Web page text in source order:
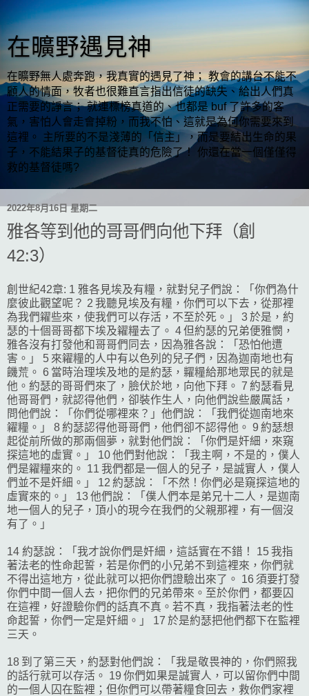
在曠野遇見神
在曠野無人處奔跑，我真實的遇見了神； 教會的講台不能不
顧人的情面，牧者也很難直言指出信徒的缺失、給出人們真
正需要的諍言； 就連標榜真道的、也都是 buf 了許多的客
氣，害怕人會走會掉粉，而我不怕、這就是為何你需要來到
這裡。 主所要的不是淺薄的「信主」，而是要結出生命的果
子，不能結果子的基督徒真的危險了！ 你還在當一個僅僅得
救的基督徒嗎?
2022年8月16日 星期二
雅各等到他的哥哥們向他下拜（創
42:3）
創世紀42章: 1 雅各見埃及有糧，就對兒子們說：「你們為什
麼彼此觀望呢？ 2 我聽見埃及有糧，你們可以下去，從那裡
為我們糴些來，使我們可以存活，不至於死。」 3 於是，約
瑟的十個哥哥都下埃及糴糧去了。 4 但約瑟的兄弟便雅憫，
雅各沒有打發他和哥哥們同去，因為雅各說：「恐怕他遭
害。」 5 來糴糧的人中有以色列的兒子們，因為迦南地也有
饑荒。 6 當時治理埃及地的是約瑟，糶糧給那地眾民的就是
他。約瑟的哥哥們來了，臉伏於地，向他下拜。 7 約瑟看見
他哥哥們，就認得他們，卻裝作生人，向他們說些嚴厲話，
問他們說：「你們從哪裡來？」他們說：「我們從迦南地來
糴糧。」 8 約瑟認得他哥哥們，他們卻不認得他。 9 約瑟想
起從前所做的那兩個夢，就對他們說：「你們是奸細，來窺
探這地的虛實。」 10 他們對他說：「我主啊，不是的，僕人
們是糴糧來的。 11 我們都是一個人的兒子，是誠實人，僕人
們並不是奸細。」 12 約瑟說：「不然！你們必是窺探這地的
虛實來的。」 13 他們說：「僕人們本是弟兄十二人，是迦南
地一個人的兒子，頂小的現今在我們的父親那裡，有一個沒
有了。」
14 約瑟說：「我才說你們是奸細，這話實在不錯！ 15 我指
著法老的性命起誓，若是你們的小兄弟不到這裡來，你們就
不得出這地方，從此就可以把你們證驗出來了。 16 須要打發
你們中間一個人去，把你們的兄弟帶來。至於你們，都要囚
在這裡，好證驗你們的話真不真。若不真，我指著法老的性
命起誓，你們一定是奸細。」 17 於是約瑟把他們都下在監裡
三天。
18 到了第三天，約瑟對他們說：「我是敬畏神的，你們照我
的話行就可以存活。 19 你們如果是誠實人，可以留你們中間
的一個人囚在監裡；但你們可以帶著糧食回去，救你們家裡